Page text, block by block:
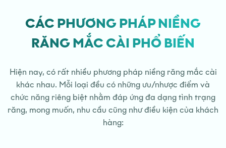
CÁC PHƯƠNG PHÁP NIỀNG
RĂNG MẮC CÀI PHỔ BIẾN
Hiện nay, có rất nhiều phương pháp niềng răng mắc cài
khác nhau. Mỗi loại đều có những ưu/nhược điểm và
chức năng riêng biệt nhằm đáp ứng đa dạng tình trạng
răng, mong muốn, nhu cầu cũng như điều kiện của khách
hàng: